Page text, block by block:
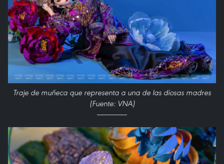
Traje de muñeca que representa a una de las diosas madres
(Fuente: VNA)